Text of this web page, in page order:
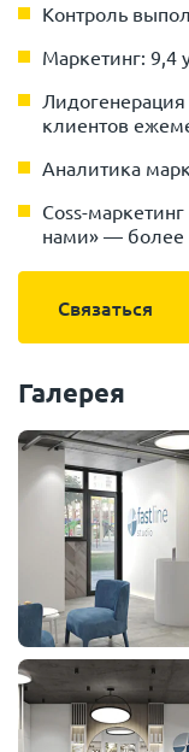
Контроль
Маркетинг: 9,4
клиентов
Аналитика
Сoss-
нами» — более
Связаться
Галерея